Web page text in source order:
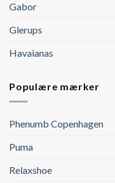
Gabor
Glerups
Havaianas
Populære mærker
Phenumb Copenhagen
Puma
Relaxshoe